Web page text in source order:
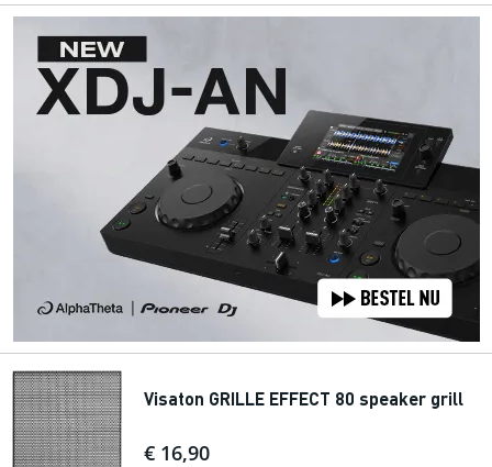
Visaton GRILLE EFFECT 80 speaker grill
€ 16,90